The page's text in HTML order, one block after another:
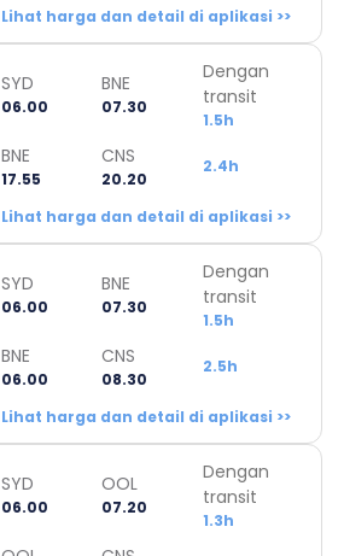
Lihat harga dan detail di aplikasi >>
SYD
06.00
BNE
07.30
Dengan
transit
1.5h
BNE
17.55
CNS
20.20
2.4h
Lihat harga dan detail di aplikasi >>
SYD
06.00
BNE
07.30
Dengan
transit
1.5h
BNE
06.00
CNS
08.30
2.5h
Lihat harga dan detail di aplikasi >>
SYD
06.00
OOL
07.20
Dengan
transit
1.3h